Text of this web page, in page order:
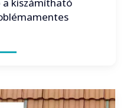
a kiszámítható